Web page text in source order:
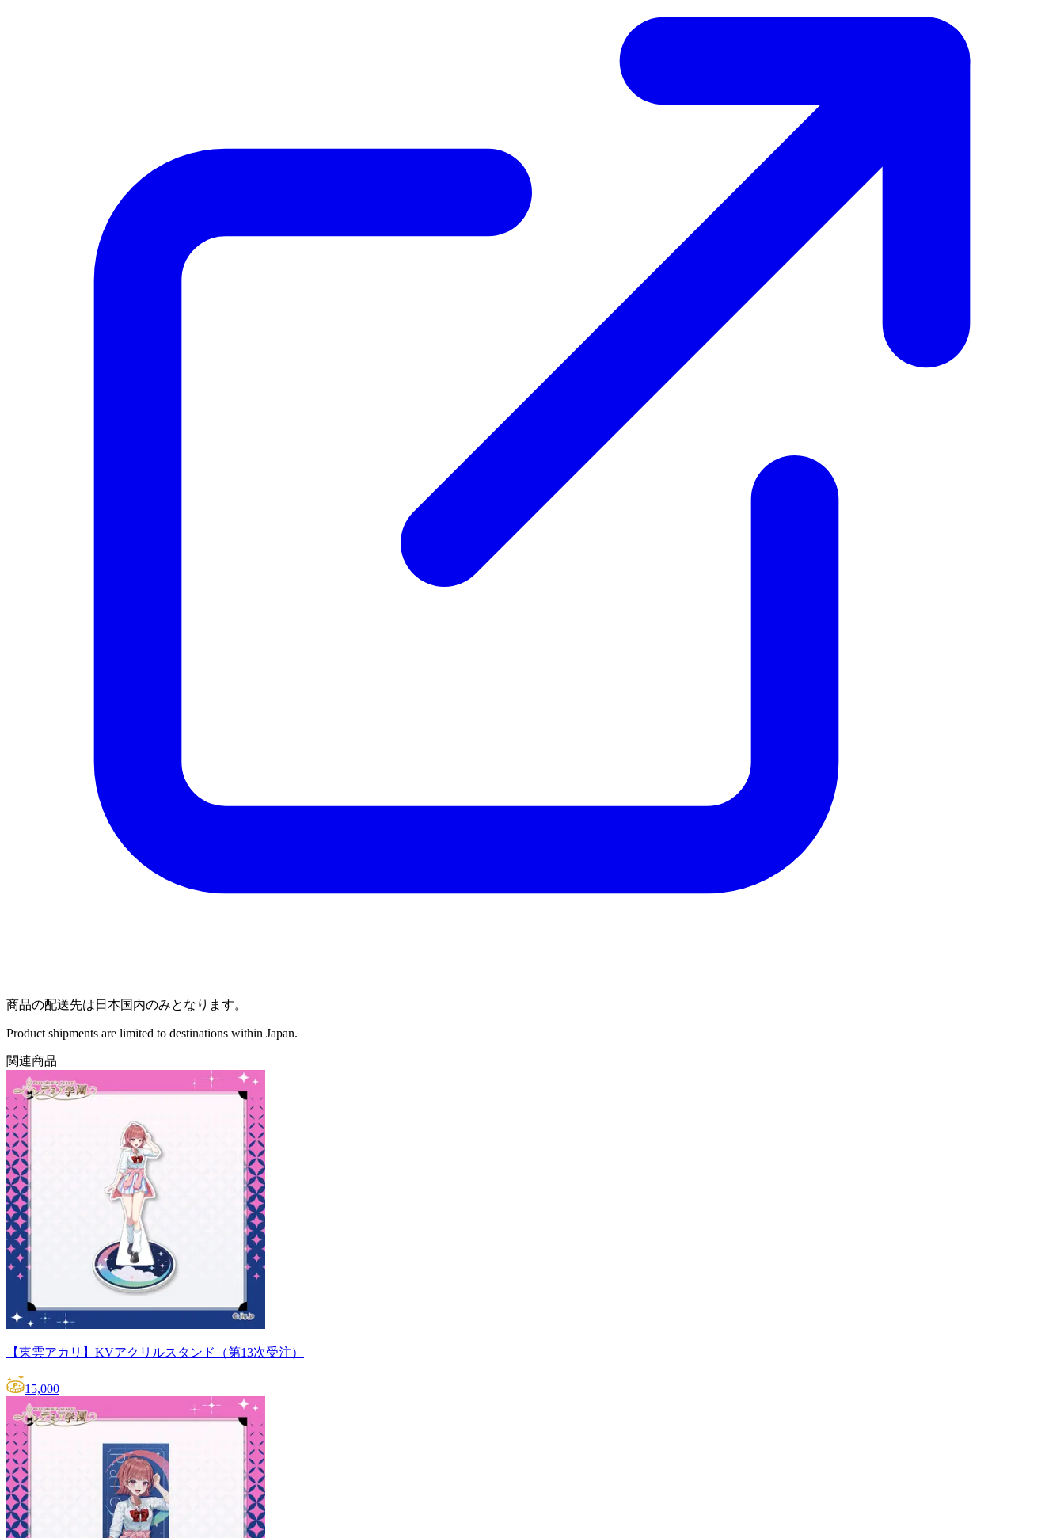
商品の配送先は日本国内のみとなります。
Product shipments are limited to destinations within Japan.
関連商品
【東雲アカリ】KVアクリルスタンド（第13次受注）
15,000